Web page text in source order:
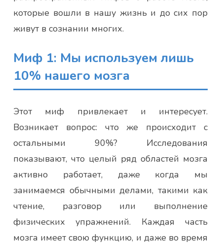
которые вошли в нашу жизнь и до сих пор
живут в сознании многих.
Миф 1: Мы используем лишь
10% нашего мозга
Этот миф привлекает и интересует.
Возникает вопрос: что же происходит с
остальными 90%? Исследования
показывают, что целый ряд областей мозга
активно работает, даже когда мы
занимаемся обычными делами, такими как
чтение, разговор или выполнение
физических упражнений. Каждая часть
мозга имеет свою функцию, и даже во время